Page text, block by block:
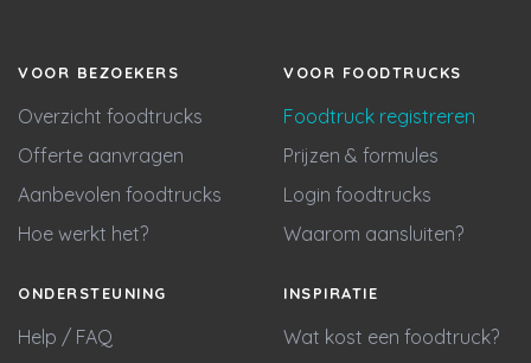
VOOR BEZOEKERS
Overzicht foodtrucks
Offerte aanvragen
Aanbevolen foodtrucks
Hoe werkt het?
VOOR FOODTRUCKS
Foodtruck registreren
Prijzen & formules
Login foodtrucks
Waarom aansluiten?
ONDERSTEUNING
Help / FAQ
INSPIRATIE
Wat kost een foodtruck?